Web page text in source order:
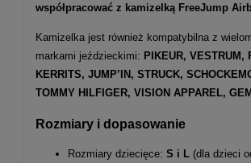
współpracować z kamizelką FreeJump
Kamizelka jest również kompatybilna z
markami jeździeckimi: PIKEUR, VESTRUM,
KERRITS, JUMP’IN, STRUCK,
TOMMY HILFIGER, VISION APPAREL,
Rozmiary i dopasowanie
Rozmiary dziecięce: S i L (dla dzieci